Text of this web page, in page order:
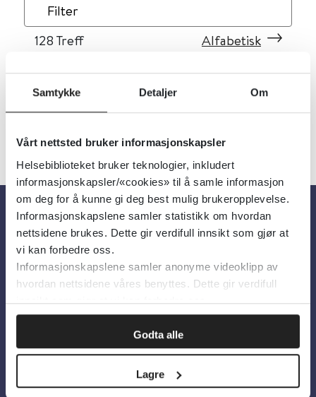
Samtykke Detaljer Om
Vårt nettsted bruker informasjonskapsler
Helsebiblioteket bruker teknologier, inkludert
informasjonskapsler/«cookies» til å samle informasjon
om deg for å kunne gi deg best mulig brukeropplevelse.
Informasjonskapslene samler statistikk om hvordan
nettsidene brukes. Dette gir verdifull innsikt som gjør at
vi kan forbedre oss.
Informasjonskapslene samler anonyme videoklipp av
hvordan nettsidene våres benyttes. Dette gir verdifull
innsikt som gjør at vi kan forbedre oss.
Godta alle
Lagre
Filter
128 Treff Alfabetisk
Om oss
Om Helsebiblioteket
Personvern og informasjonskapsler
Tilgjengelighetserklæring
Information in English
Bilder fra Colourbox.com